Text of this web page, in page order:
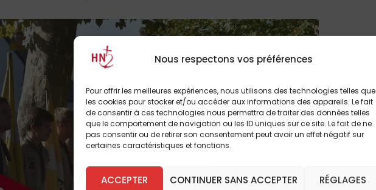
Nous respectons vos préférences
Pour offrir les meilleures expériences, nous utilisons des technologies telles que
les cookies pour stocker et/ou accéder aux informations des appareils. Le fait
de consentir à ces technologies nous permettra de traiter des données telles
que le comportement de navigation ou les ID uniques sur ce site. Le fait de ne
pas consentir ou de retirer son consentement peut avoir un effet négatif sur
certaines caractéristiques et fonctions.
ACCEPTER CONTINUER SANS ACCEPTER RÉGLAGES